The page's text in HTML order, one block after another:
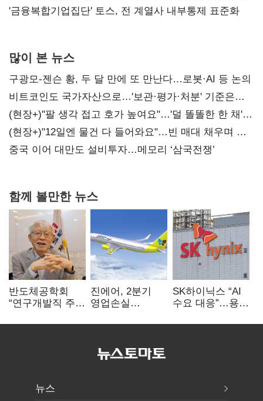
'금융복합기업집단' 토스, 전 계열사 내부통제 표준화
많이 본 뉴스
구광모-젠슨 황, 두 달 만에 또 만난다…로봇·AI 등 논의
비트코인도 국가자산으로…'보관·평가·처분' 기준은
숙제
(현장+)"팔 생각 접고 호가 높여요"…'덜 똘똘한 한 채'
20억 키맞추기
(현장+)"12일엔 물건 다 들어와요"…빈 매대 채우며 문
연 홈플러스
중국 이어 대만도 설비투자…메모리 ‘삼국전쟁’
함께 볼만한 뉴스
반도체공학회
“연구개발직 주
개선해야”
진에어, 2분기
영업손실
상승 여파
SK하이닉스 “AI
수요 대응”…용인
투자
뉴스